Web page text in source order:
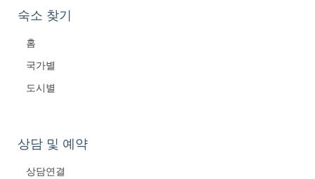
숙소 찾기
홈
국가별
도시별
상담 및 예약
상담연결